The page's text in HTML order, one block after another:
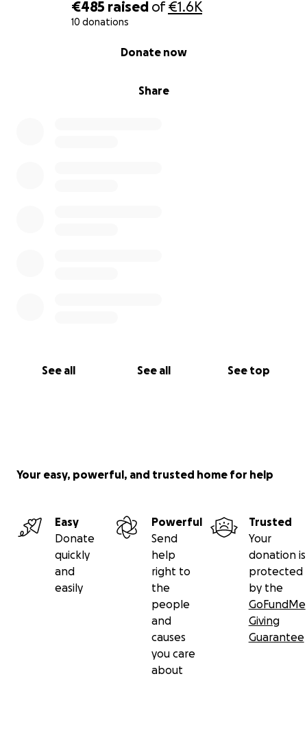
€485 raised of€1.6K
10 donations
Share
Donate now
See all See all See top
Your easy, powerful, and trusted home for help
Easy
Donate
quickly
and
easily
Powerful
Send
help
right to
the
people
and
causes
you care
about
Trusted
Your
donation is
protected
by the
GoFundMe
Giving
Guarantee